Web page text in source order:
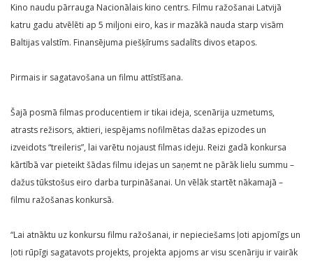
Kino naudu pārrauga Nacionālais kino centrs. Filmu ražošanai Latvijā
katru gadu atvēlēti ap 5 miljoni eiro, kas ir mazākā nauda starp visām
Baltijas valstīm. Finansējuma piešķīrums sadalīts divos etapos.
Pirmais ir sagatavošana un filmu attīstīšana.
Šajā posmā filmas producentiem ir tikai ideja, scenārija uzmetums,
atrasts režisors, aktieri, iespējams nofilmētas dažas epizodes un
izveidots “treileris”, lai varētu nojaust filmas ideju. Reizi gadā konkursa
kārtībā var pieteikt šādas filmu idejas un saņemt ne pārāk lielu summu –
dažus tūkstošus eiro darba turpināšanai. Un vēlāk startēt nākamajā –
filmu ražošanas konkursā.
“Lai atnāktu uz konkursu filmu ražošanai, ir nepieciešams ļoti apjomīgs un
ļoti rūpīgi sagatavots projekts, projekta apjoms ar visu scenāriju ir vairāk